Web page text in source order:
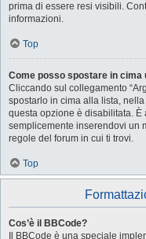
prima di essere resi visibili.
informazioni.
Top
Come posso spostare in cima
Cliccando sul collegamento
spostarlo in cima alla lista,
questa opzione è disabilitata.
semplicemente inserendovi un
regole del forum in cui ti trovi.
Top
Cos’è il BBCode?
Il BBCode è una speciale